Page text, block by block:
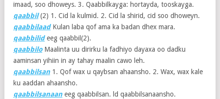
imaad, soo dhoweys. 3. Qaabbilkayga: hortayda, tooskayga.
qaabbil(2) 1. Cid la kulmid. 2. Cid la shirid, cid soo dhoweyn.
qaabbilaadKulan laba qof ama ka badan dhex mara.
qaabbilideeg qaabbil(2).
qaabbiloMaalinta uu dirirku la fadhiyo dayaxa oo dadku
aaminsan yihiin in ay tahay maalin cawo leh.
qaabbilsan 1. Qof wax u qaybsan ahaansho. 2. Wax, wax kale
ku aaddan ahaansho.
qaabbilsanaan eeg qaabbilsan. ld qaabbilsanaansho.